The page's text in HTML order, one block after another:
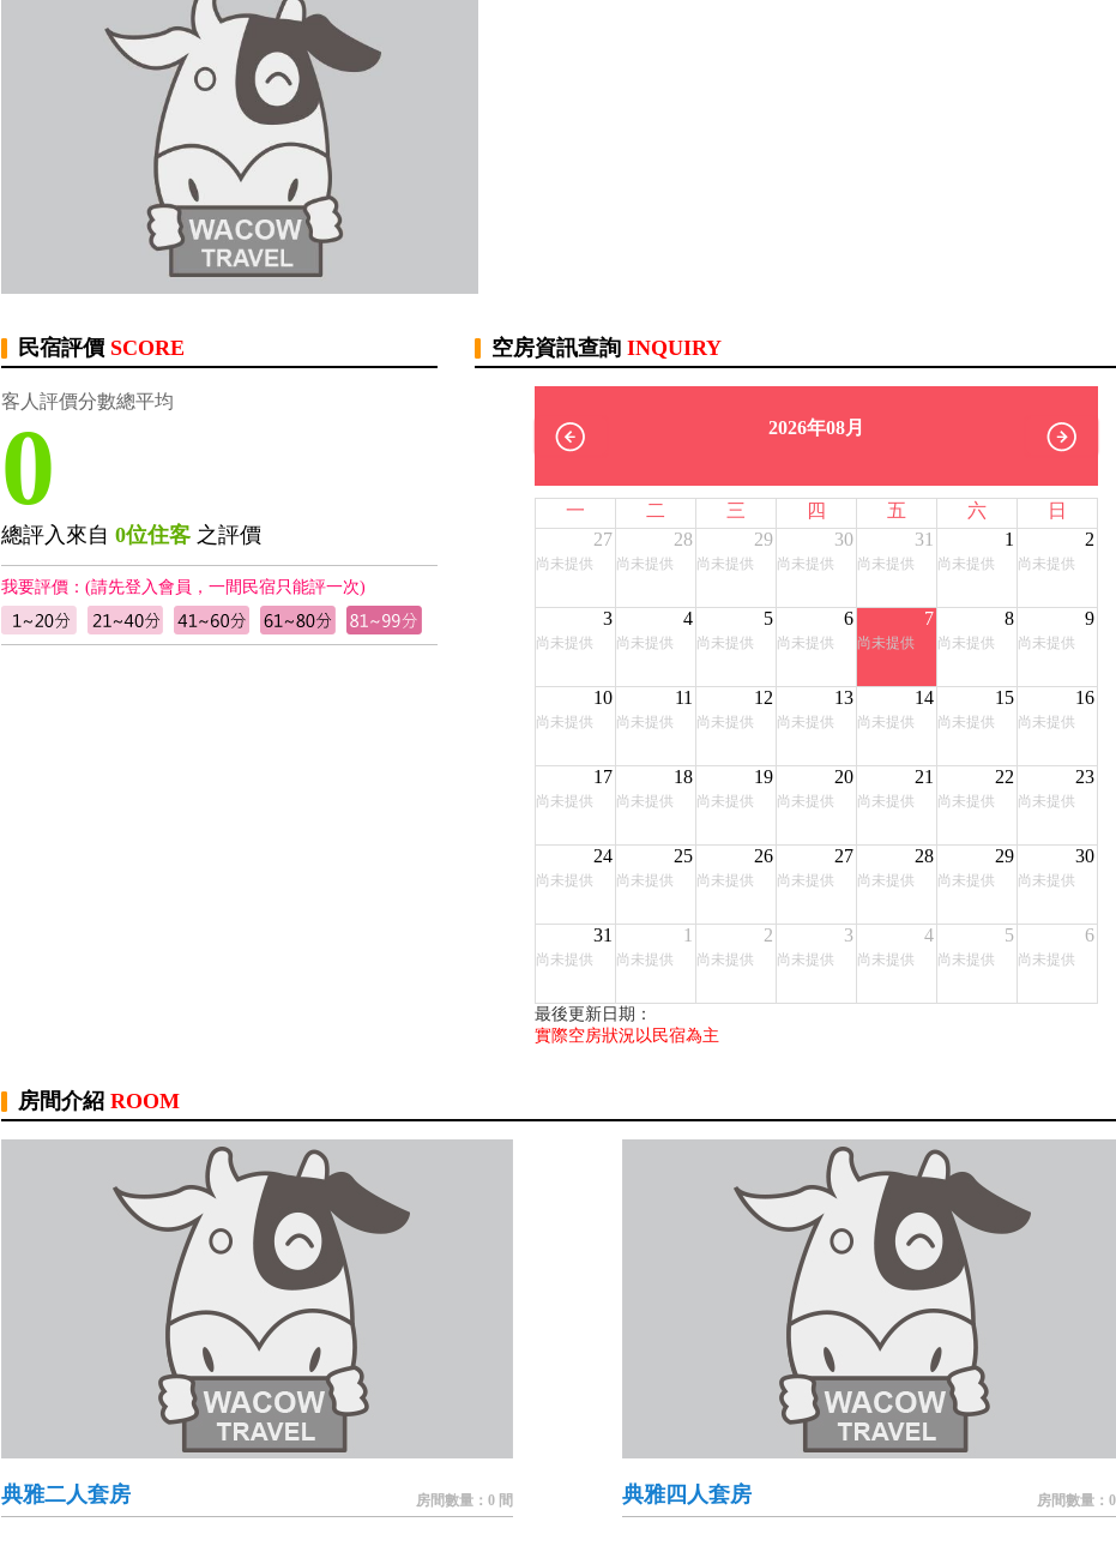
民宿評價 SCORE
客人評價分數總平均
0
總評入來自 0位住客 之評價
我要評價：(請先登入會員，一間民宿只能評一次)
空房資訊查詢 INQUIRY
2026年08月
一 二 三 四 五 六
日
27
尚未提供
28
尚未提供
29
尚未提供
30
尚未提供
31
尚未提供
1
尚未提供
2
尚未提供
3
尚未提供
4
尚未提供
5
尚未提供
6
尚未提供
7
尚未提供
8
尚未提供
9
尚未提供
10
尚未提供
11
尚未提供
12
尚未提供
13
尚未提供
14
尚未提供
15
尚未提供
16
尚未提供
17
尚未提供
18
尚未提供
19
尚未提供
20
尚未提供
21
尚未提供
22
尚未提供
23
尚未提供
24
尚未提供
25
尚未提供
26
尚未提供
27
尚未提供
28
尚未提供
29
尚未提供
30
尚未提供
31
尚未提供
1
尚未提供
2
尚未提供
3
尚未提供
4
尚未提供
5
尚未提供
6
尚未提供
最後更新日期：
實際空房狀況以民宿為主
房間介紹 ROOM
典雅二人套房 房間數量：0 間 典雅四人套房 房間數量：